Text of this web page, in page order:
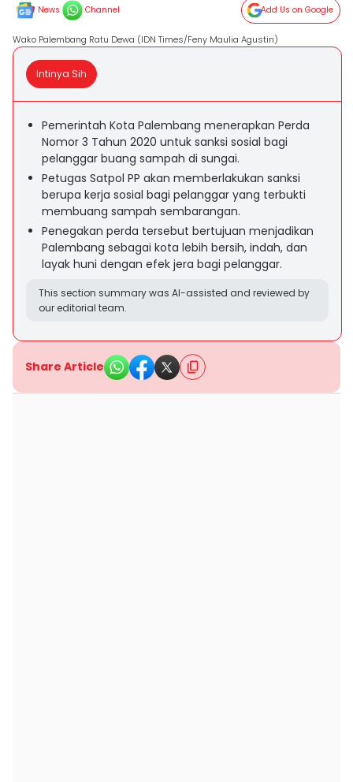
News Channel Add Us on Google
Wako Palembang Ratu Dewa (IDN Times/Feny Maulia Agustin)
Intinya Sih
Pemerintah Kota Palembang menerapkan Perda
Nomor 3 Tahun 2020 untuk sanksi sosial bagi
pelanggar buang sampah di sungai.
Petugas Satpol PP akan memberlakukan sanksi
berupa kerja sosial bagi pelanggar yang terbukti
membuang sampah sembarangan.
Penegakan perda tersebut bertujuan menjadikan
Palembang sebagai kota lebih bersih, indah, dan
layak huni dengan efek jera bagi pelanggar.
This section summary was AI-assisted and reviewed by
our editorial team.
Share Article